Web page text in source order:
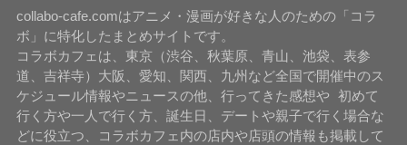
collabo-cafe.comはアニメ・漫画が好きな人のための「コラ
ボ」に特化したまとめサイトです。
コラボカフェは、東京（渋谷、秋葉原、青山、池袋、表参
道、吉祥寺）大阪、愛知、関西、九州など全国で開催中のス
ケジュール情報やニュースの他、行ってきた感想や 初めて
行く方や一人で行く方、誕生日、デートや親子で行く場合な
どに役立つ、コラボカフェ内の店内や店頭の情報も掲載して